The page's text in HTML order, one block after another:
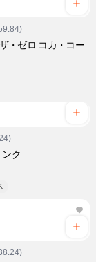
・ゼロ コカ・コー
ク